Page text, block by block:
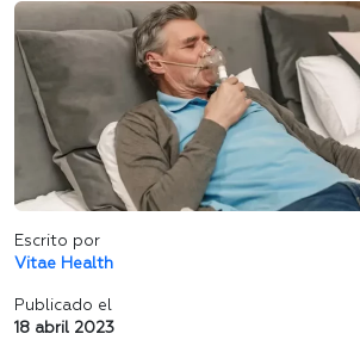
Escrito por
Vitae Health
Publicado el
18 abril 2023